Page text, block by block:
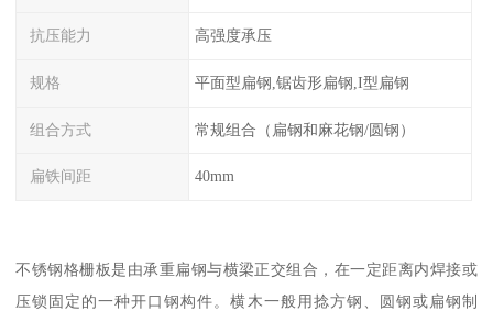
抗压能力 高强度承压
规格 平面型扁钢,锯齿形扁钢,I型扁钢
组合方式 常规组合（扁钢和麻花钢/圆钢）
扁铁间距 40mm
不锈钢格栅板是由承重扁钢与横梁正交组合，在一定距离内焊接或
压锁固定的一种开口钢构件。横木一般用捻方钢、圆钢或扁钢制